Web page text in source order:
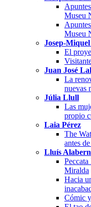
Museu
Museu
Josep-
El
Juan José
La
nuevas
Júlia Llull
Las
propio
Laia Pérez
The
antes
Lluís Alabern
Miralda
Hacia
Cómic